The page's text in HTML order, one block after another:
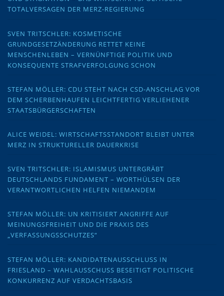
TOTALVERSAGEN DER MERZ-REGIERUNG
SVEN TRITSCHLER: KOSMETISCHE
GRUNDGESETZÄNDERUNG RETTET KEINE
MENSCHENLEBEN – VERNÜNFTIGE POLITIK UND
KONSEQUENTE STRAFVERFOLGUNG SCHON
STEFAN MÖLLER: CDU STEHT NACH CSD-ANSCHLAG VOR
DEM SCHERBENHAUFEN LEICHTFERTIG VERLIEHENER
STAATSBÜRGERSCHAFTEN
ALICE WEIDEL: WIRTSCHAFTSSTANDORT BLEIBT UNTER
MERZ IN STRUKTURELLER DAUERKRISE
SVEN TRITSCHLER: ISLAMISMUS UNTERGRÄBT
DEUTSCHLANDS FUNDAMENT – WORTHÜLSEN DER
VERANTWORTLICHEN HELFEN NIEMANDEM
STEFAN MÖLLER: UN KRITISIERT ANGRIFFE AUF
MEINUNGSFREIHEIT UND DIE PRAXIS DES
„VERFASSUNGSSCHUTZES“
STEFAN MÖLLER: KANDIDATENAUSSCHLUSS IN
FRIESLAND – WAHLAUSSCHUSS BESEITIGT POLITISCHE
KONKURRENZ AUF VERDACHTSBASIS